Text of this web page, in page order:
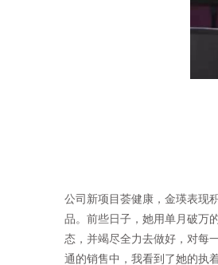
公司新项目荟健康，金瑛表现
品。前些日子，她用单月破万
态，并竭尽全力去做好，对每
通的销售中，我看到了她的执